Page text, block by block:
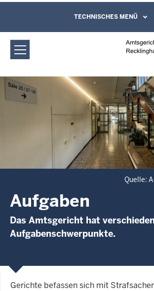
Amtsgericht
Direkt zum Inhalt
Leichte Sprache,
und Kontaktformular
TECHNISCHES MENÜ
Quelle:
Aufgaben
Das Amtsgericht hat
Aufgabenschwerpunkte.
Gerichte befassen sich mit